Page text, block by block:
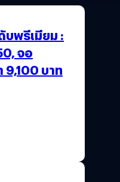
บพรีเมียม :
จอ
9,100 บาท